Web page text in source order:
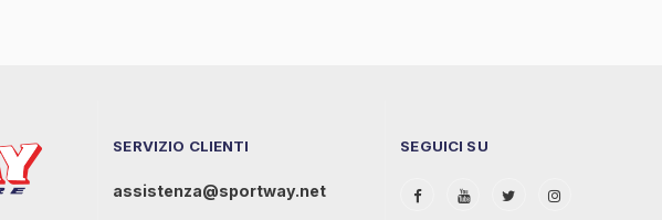
SERVIZIO CLIENTI
assistenza@sportway.net
SEGUICI SU